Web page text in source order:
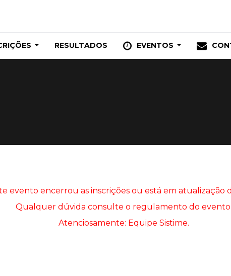
RESULTADOS EVENTOS
evento encerrou as inscrições ou está em atualização
Qualquer dúvida consulte o regulamento do evento.
Atenciosamente: Equipe Sistime.